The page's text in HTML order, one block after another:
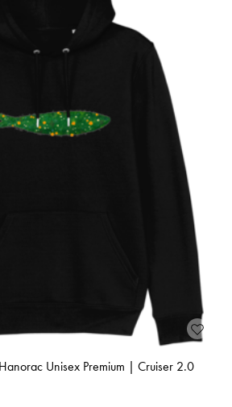
Unisex Premium | Cruiser 2.0